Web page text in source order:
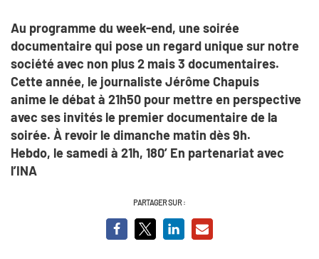
Au programme du week-end, une soirée
documentaire qui pose un regard unique sur notre
société avec non plus 2 mais 3 documentaires.
Cette année, le journaliste Jérôme Chapuis
anime le débat à 21h50 pour mettre en perspective
avec ses invités le premier documentaire de la
soirée. À revoir le dimanche matin dès 9h.
Hebdo, le samedi à 21h, 180’ En partenariat avec
l’INA
PARTAGER SUR :